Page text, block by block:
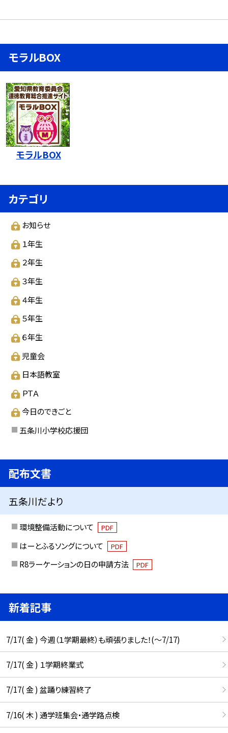
モラルBOX
モラルBOX
カテゴリ
お知らせ
１年生
２年生
３年生
４年生
５年生
６年生
児童会
日本語教室
ＰＴＡ
今日のできごと
五条川小学校応援団
配布文書
五条川だより
環境整備活動について PDF
はーとふるソングについて PDF
R8ラーケーションの日の申請方法 PDF
新着記事
7/17( 金 ) 今週（１学期最終）も頑張りました！(〜7/17)
7/17( 金 ) １学期終業式
7/17( 金 ) 盆踊り練習終了
7/16( 木 ) 通学班集会・通学路点検